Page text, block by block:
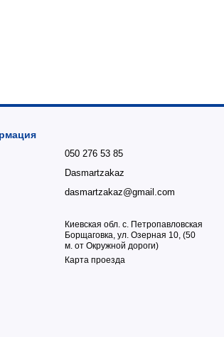
050 276 53 85
Dasmartzakaz
dasmartzakaz@gmail.com
Киевская обл. с. Петропавловская
Борщаговка, ул. Озерная 10, (50
м. от Окружной дороги)
Карта проезда